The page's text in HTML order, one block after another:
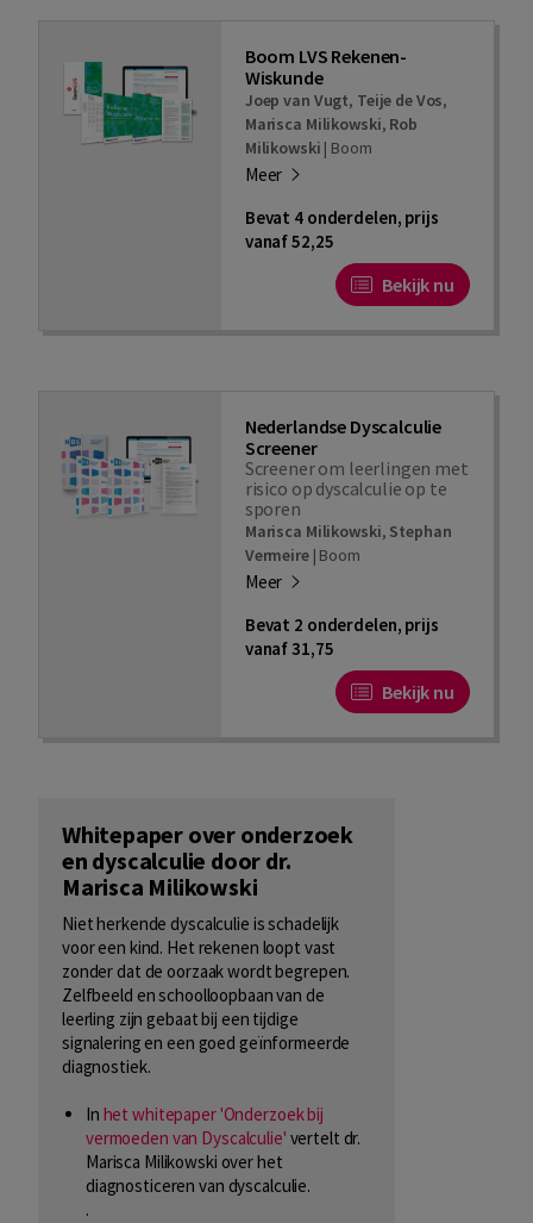
Boom LVS Rekenen-
Wiskunde
Joep van Vugt, Teije de Vos,
Marisca Milikowski, Rob
Milikowski | Boom
Meer
Bevat 4 onderdelen, prijs
vanaf 52,25
Bekijk nu
Nederlandse Dyscalculie
Screener
Screener om leerlingen met
risico op dyscalculie op te
sporen
Marisca Milikowski, Stephan
Vermeire| Boom
Meer
Bevat 2 onderdelen, prijs
vanaf 31,75
Bekijk nu
Whitepaper over onderzoek
en dyscalculie door dr.
Marisca Milikowski
Niet herkende dyscalculie is schadelijk
voor een kind. Het rekenen loopt vast
zonder dat de oorzaak wordt begrepen.
Zelfbeeld en schoolloopbaan van de
leerling zijn gebaat bij een tijdige
signalering en een goed geïnformeerde
diagnostiek.
In het whitepaper 'Onderzoek bij
vermoeden van Dyscalculie' vertelt dr.
Marisca Milikowski over het
diagnosticeren van dyscalculie.
.